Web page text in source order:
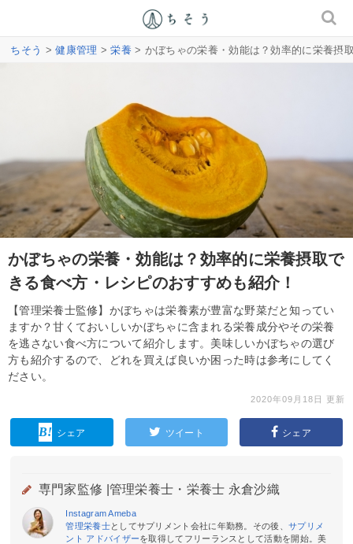
ちそう >健康管理 >栄養 > かぼちゃの栄養・効能は？効率的に栄養摂
かぼちゃの栄養・効能は？効率的に栄養摂取で
きる食べ方・レシピのおすすめも紹介！
【管理栄養士監修】かぼちゃは栄養素が豊富な野菜だと知ってい
ますか？甘くておいしいかぼちゃに含まれる栄養成分やその栄養
を逃さない食べ方について紹介します。美味しいかぼちゃの選び
方も紹介するので、どれを買えば良いか困った時は参考にしてく
ださい。
2020年09月18日 更新
シェア ツイート シェア
専門家監修 | 管理栄養士・栄養士 永倉沙織
Instagram Ameba
管理栄養士としてサプリメント会社に年勤務。その後、 サプリメ
ント アドバイザーを取得してフリーランスとして活動を開始。美